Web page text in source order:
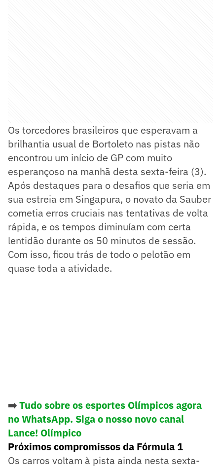
Os torcedores brasileiros que esperavam a
brilhantia usual de Bortoleto nas pistas não
encontrou um início de GP com muito
esperançoso na manhã desta sexta-feira (3).
Após destaques para o desafios que seria em
sua estreia em Singapura, o novato da Sauber
cometia erros cruciais nas tentativas de volta
rápida, e os tempos diminuíam com certa
lentidão durante os 50 minutos de sessão.
Com isso, ficou trás de todo o pelotão em
quase toda a atividade.
➡️Tudo sobre os esportes Olímpicos agora
no WhatsApp. Siga o nosso novo canal
Lance! Olímpico
Próximos compromissos da Fórmula 1
Os carros voltam à pista ainda nesta sexta-